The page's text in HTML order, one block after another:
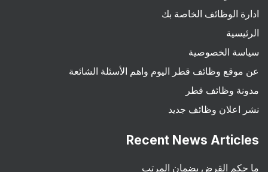
ادارة الوظائف الخاصة بك
الرئيسية
سياسة الخصوصية
عن موقع وظائف قطر اليوم واهم الأسئلة الشائعة
مدونة وظائف قطر
نشر اعلان وظائف جديد
Recent News Articles
ما حكم القرض بضمان المرتب